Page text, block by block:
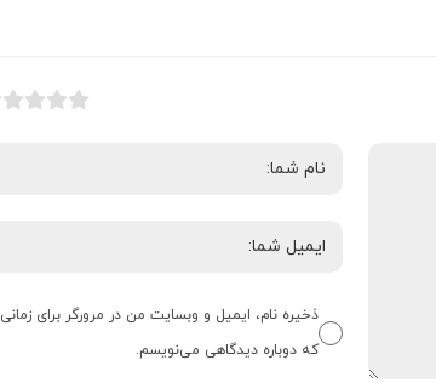
ذخیره نام، ایمیل و وبسایت من در مرورگر برای زمانی
که دوباره دیدگاهی می‌نویسم.